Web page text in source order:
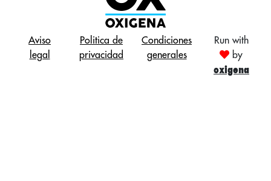
Aviso
legal
Politica de
privacidad
Condiciones
generales
Run with
by
oxigena